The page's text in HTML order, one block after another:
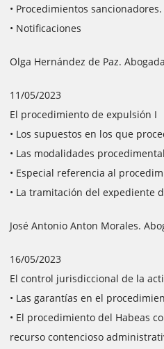
• Procedimientos
• Notificaciones
Olga Hernández de Paz.
11/05/2023
El procedimiento de expulsión I
• Los supuestos en los que
• Las modalidades
• Especial referencia al
• La tramitación del expediente
José Antonio Anton Morales.
16/05/2023
El control jurisdiccional de la
• Las garantías en el
• El procedimiento del Habeas
recurso contencioso